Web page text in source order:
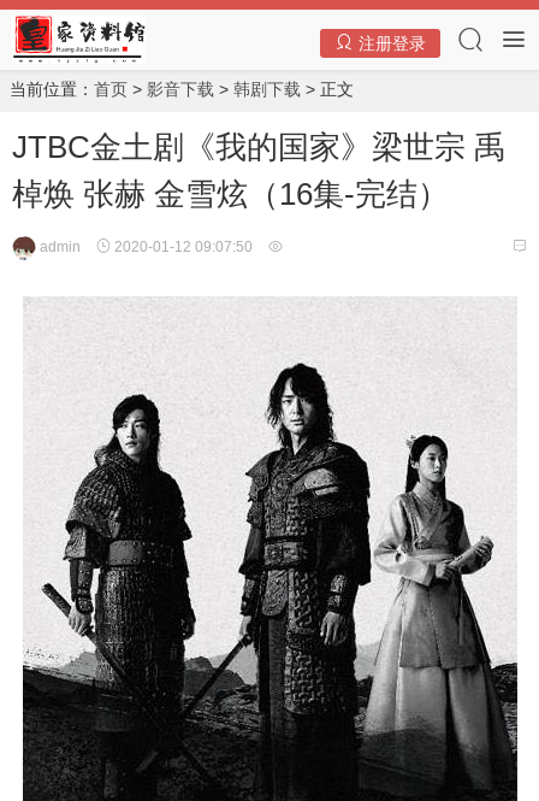
注册登录
当前位置： 首页 > 影音下载 > 韩剧下载 > 正文
JTBC金土剧《我的国家》梁世宗 禹
棹焕 张赫 金雪炫（16集-完结）
admin 2020-01-12 09:07:50